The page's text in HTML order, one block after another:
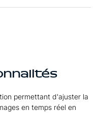
permettant d'ajuster la
en temps réel en